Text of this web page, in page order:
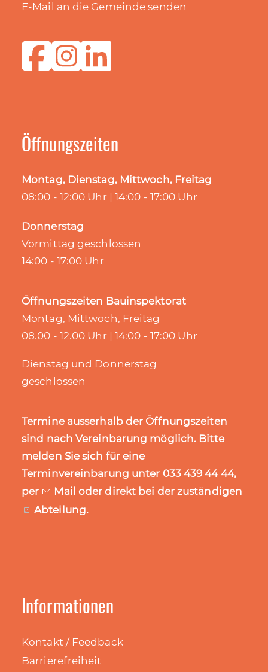
E-Mail an die Gemeinde senden
Öffnungszeiten
Montag, Dienstag, Mittwoch, Freitag
08:00 - 12:00 Uhr | 14:00 - 17:00 Uhr
Donnerstag
Vormittag geschlossen
14:00 - 17:00 Uhr
Öffnungszeiten Bauinspektorat
Montag, Mittwoch, Freitag
08.00 - 12.00 Uhr | 14:00 - 17:00 Uhr
Dienstag und Donnerstag
geschlossen
Termine ausserhalb der Öffnungszeiten
sind nach Vereinbarung möglich. Bitte
melden Sie sich für eine
Terminvereinbarung unter 033 439 44 44,
per
Mail oder direkt bei der zuständigen
Abteilung.
Informationen
Kontakt / Feedback
Barrierefreiheit